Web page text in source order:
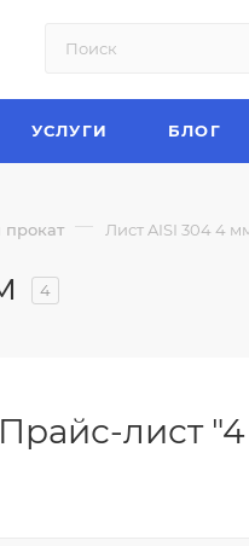
УСЛУГИ БЛОГ
прокат — Лист AISI 304 4
4
Прайс-лист